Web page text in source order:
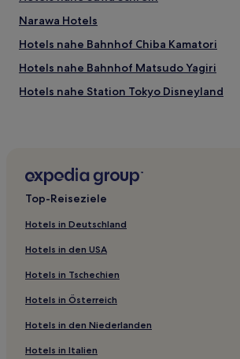
Narawa Hotels
Hotels nahe Bahnhof Chiba Kamatori
Hotels nahe Bahnhof Matsudo Yagiri
Hotels nahe Station Tokyo Disneyland
Nakamachi Hotels
Chidori: Hotels
Hotels nahe Bahnhof Narita Yukawa
Ushigome Hotels
Hotels nahe Bahnhof Chiba Nagaura
Hotels nahe Station DisneySea Tokio
Goikaigan Hotels
Hotels nahe AEON Mall Makuhari New City
Top-Reiseziele
Hotels in Deutschland
Hotels in den USA
Hotels in Tschechien
Hotels in Österreich
Hotels in den Niederlanden
Hotels in Italien